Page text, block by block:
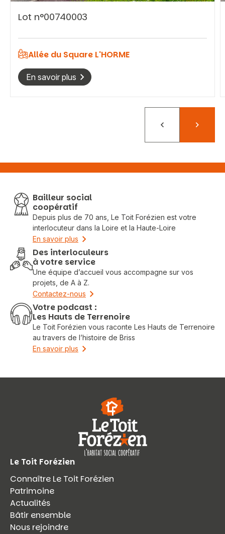
Rechercher
Lot n°00740003
Allée du Square L'HORME
En savoir plus
PrécédentSuivant
Bailleur social
coopératif
Depuis plus de 70 ans, Le Toit Forézien est votre
interlocuteur dans la Loire et la Haute-Loire
En savoir plus
Des interloculeurs
à votre service
Une équipe d’accueil vous accompagne sur vos
projets, de A à Z.
Contactez-nous
Votre podcast :
Les Hauts de Terrenoire
Le Toit Forézien vous raconte Les Hauts de Terrenoire
au travers de l’histoire de Briss
En savoir plus
Le Toit Forézien
Connaître Le Toit Forézien
Patrimoine
Actualités
Bâtir ensemble
Nous rejoindre